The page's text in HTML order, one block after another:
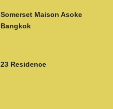
Somerset Maison Asoke
Bangkok
23 Residence